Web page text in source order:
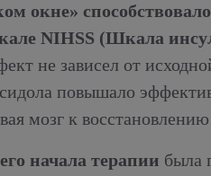
окне»
NIHSS (Шкала
не зависел от
повышало
мозг к
начала терапии была